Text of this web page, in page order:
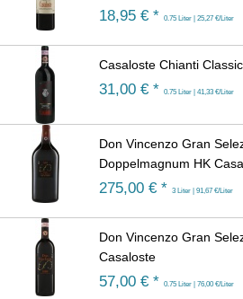
18,95 € * 0.75 Liter | 25,27 €/Liter
Casaloste Chianti
31,00 € * 0.75 Liter | 41,33 €/Liter
Don Vincenzo Gran
Doppelmagnum HK
275,00 € * 3 Liter | 91,67 €/Liter
Don Vincenzo Gran
Casaloste
57,00 € * 0.75 Liter | 76,00 €/Liter